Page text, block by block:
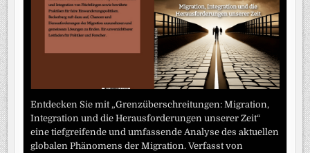
Entdecken Sie mit „Grenzüberschreitungen: Migration,
Integration und die Herausforderungen unserer Zeit“
eine tiefgreifende und umfassende Analyse des aktuellen
globalen Phänomens der Migration. Verfasst von